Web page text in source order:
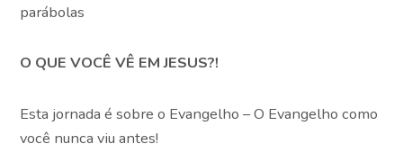
parábolas
O QUE VOCÊ VÊ EM JESUS?!
Esta jornada é sobre o Evangelho – O Evangelho como
você nunca viu antes!